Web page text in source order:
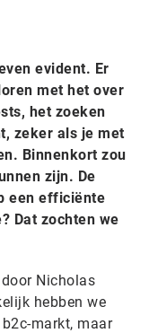
evident. Er
met het over
het zoeken
zeker als je met
Binnenkort zou
zijn. De
een efficiënte
Dat zochten we
Nicholas
hebben we
markt, maar